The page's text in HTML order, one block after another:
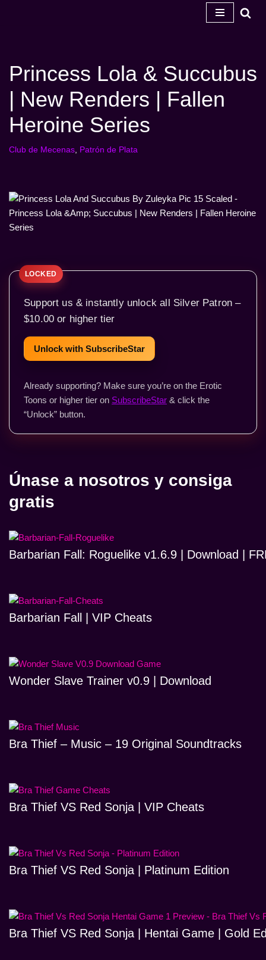
Princess Lola & Succubus
| New Renders | Fallen
Heroine Series
Club de Mecenas, Patrón de Plata
Support us & instantly unlock all Silver Patron –
$10.00 or higher tier
Unlock with SubscribeStar
Already supporting? Make sure you’re on the Erotic
Toons or higher tier on SubscribeStar & click the
“Unlock” button.
Únase a nosotros y consiga
gratis
Barbarian Fall: Roguelike v1.6.9 | Download |
Barbarian Fall | VIP Cheats
Wonder Slave Trainer v0.9 | Download
Bra Thief – Music – 19 Original Soundtracks
Bra Thief VS Red Sonja | VIP Cheats
Bra Thief VS Red Sonja | Platinum Edition
Bra Thief VS Red Sonja | Hentai Game | Gold